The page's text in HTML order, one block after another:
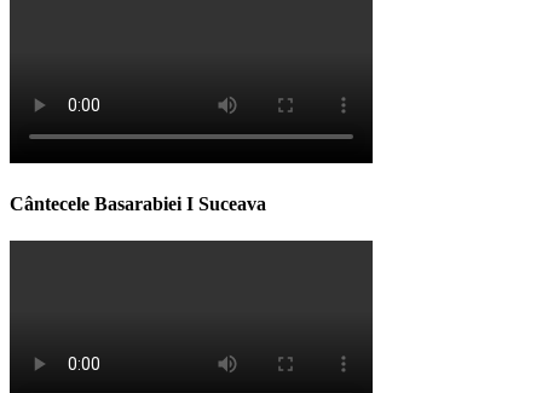
Cântecele Basarabiei I Suceava